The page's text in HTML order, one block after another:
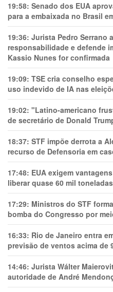
19:58: Senado dos EUA
para a embaixada no Brasil
19:36: Jurista Pedro Serrano
responsabilidade e defende
Kassio Nunes for confirmada
19:09: TSE cria conselho
uso indevido de IA nas
19:02: "Latino-americano
de secretário de Donald
18:37: STF impõe derrota a
recurso de Defensoria em
17:48: EUA exigem
liberar quase 60 mil
17:29: Ministros do STF
bomba do Congresso por
16:33: Rio de Janeiro entra
previsão de ventos acima de
14:46: Jurista Wálter
autoridade de André